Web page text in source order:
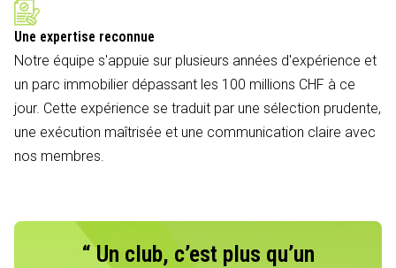
Une expertise reconnue
Notre équipe s'appuie sur plusieurs années d'expérience et
un parc immobilier dépassant les 100 millions CHF à ce
jour. Cette expérience se traduit par une sélection prudente,
une exécution maîtrisée et une communication claire avec
nos membres.
“ Un club, c’est plus qu’un